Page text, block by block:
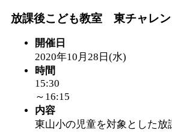
放課後こども教室 東チャレ
開催日
2020年10月28日(水)
時間
15:30
～16:15
内容
東山小の児童を対象とした放